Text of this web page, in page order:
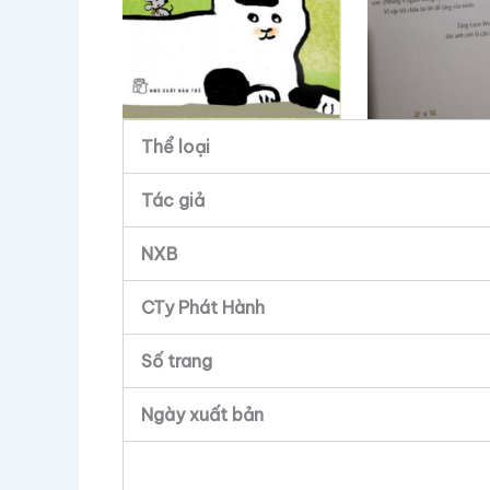
Thể loại
Tác giả
NXB
CTy Phát Hành
Số trang
Ngày xuất bản